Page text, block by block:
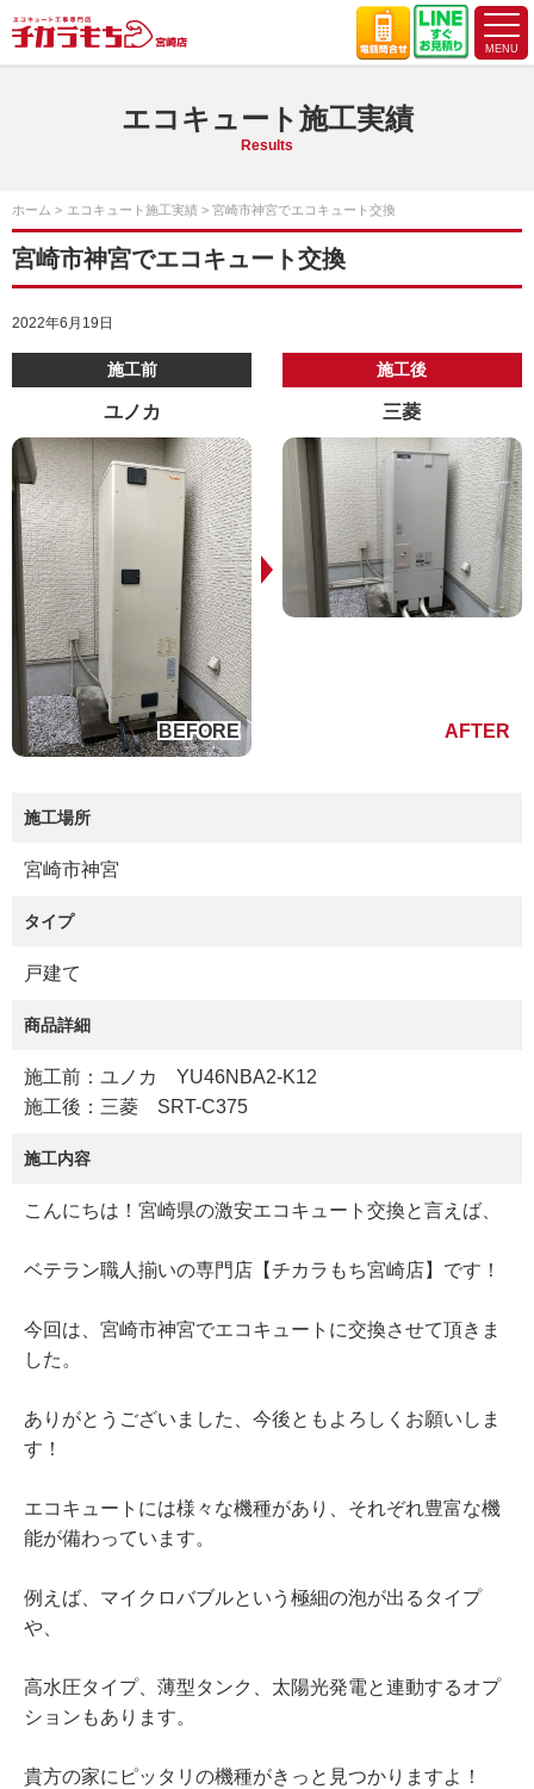
エコキュート施工実績
Results
ホーム エコキュート施工実績 宮崎市神宮でエコキュート交換
宮崎市神宮でエコキュート交換
2022年6月19日
施工前
ユノカ
施工後
三菱
施工場所
宮崎市神宮
タイプ
戸建て
商品詳細
施工前：ユノカ YU46NBA2-K12
施工後：三菱 SRT-C375
施工内容
こんにちは！宮崎県の激安エコキュート交換と言えば、
ベテラン職人揃いの専門店【チカラもち宮崎店】です！
今回は、宮崎市神宮でエコキュートに交換させて頂きま
した。
ありがとうございました、今後ともよろしくお願いしま
す！
エコキュートには様々な機種があり、それぞれ豊富な機
能が備わっています。
例えば、マイクロバブルという極細の泡が出るタイプ
や、
高水圧タイプ、薄型タンク、太陽光発電と連動するオプ
ションもあります。
貴方の家にピッタリの機種がきっと見つかりますよ！